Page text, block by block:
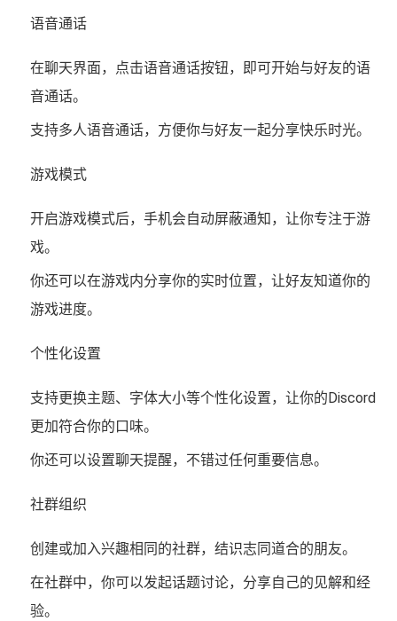
语音通话
在聊天界面，点击语音通话按钮，即可开始与好友的语
音通话。
支持多人语音通话，方便你与好友一起分享快乐时光。
游戏模式
开启游戏模式后，手机会自动屏蔽通知，让你专注于游
戏。
你还可以在游戏内分享你的实时位置，让好友知道你的
游戏进度。
个性化设置
支持更换主题、字体大小等个性化设置，让你的Discord
更加符合你的口味。
你还可以设置聊天提醒，不错过任何重要信息。
社群组织
创建或加入兴趣相同的社群，结识志同道合的朋友。
在社群中，你可以发起话题讨论，分享自己的见解和经
验。